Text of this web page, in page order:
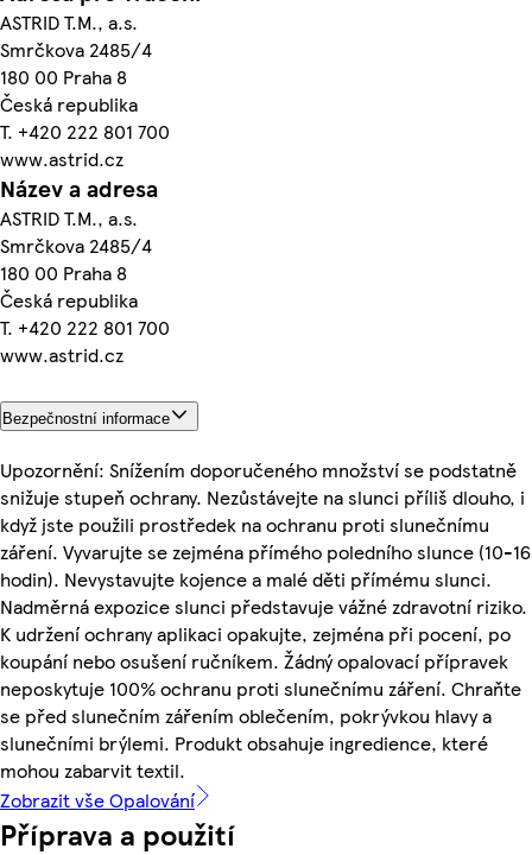
ASTRID T.M., a.s.
Smrčkova 2485/4
180 00 Praha 8
Česká republika
T. +420 222 801 700
www.astrid.cz
Název a adresa
ASTRID T.M., a.s.
Smrčkova 2485/4
180 00 Praha 8
Česká republika
T. +420 222 801 700
www.astrid.cz
Bezpečnostní informace
Upozornění: Snížením doporučeného množství se podstatně
snižuje stupeň ochrany. Nezůstávejte na slunci příliš dlouho, i
když jste použili prostředek na ochranu proti slunečnímu
záření. Vyvarujte se zejména přímého poledního slunce (10-16
hodin). Nevystavujte kojence a malé děti přímému slunci.
Nadměrná expozice slunci představuje vážné zdravotní riziko.
K udržení ochrany aplikaci opakujte, zejména při pocení, po
koupání nebo osušení ručníkem. Žádný opalovací přípravek
neposkytuje 100% ochranu proti slunečnímu záření. Chraňte
se před slunečním zářením oblečením, pokrývkou hlavy a
slunečními brýlemi. Produkt obsahuje ingredience, které
mohou zabarvit textil.
Zobrazit vše Opalování
Příprava a použití